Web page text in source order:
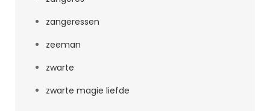
zangeressen
zeeman
zwarte
zwarte magie liefde